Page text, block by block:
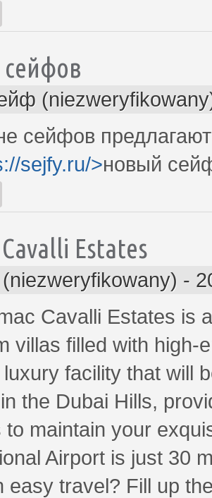
сейфов
sejfy.ru/>новый
Estates
-
Cavalli Estates is
villas filled with high-
facility that will
the Dubai Hills,
to maintain your
Airport is just 30
easy travel? Fill up